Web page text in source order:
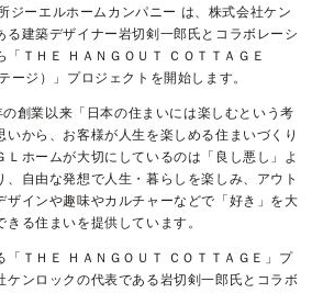
ジーエルホームカンパニー は、株式会社ケン
る建築デザイナー岩切剣一郎氏とコラボレーシ
「ＴＨＥ ＨＡＮＧＯＵＴ ＣＯＴＴＡＧＥ
ージ）」プロジェクトを開始します。
創業以来「日本の住まいには楽しむという考
いから、お客様が人生を楽しめる住まいづくり
Ｌホームが大切にしているのは「良し悪し」よ
、自由な発想で人生・暮らしを楽しみ、アウト
ザインや趣味やカルチャーなどで「好き」を大
る住まいを提供しています。
「ＴＨＥ ＨＡＮＧＯＵＴ ＣＯＴＴＡＧＥ」プ
ケンロックの代表である岩切剣一郎氏とコラボ